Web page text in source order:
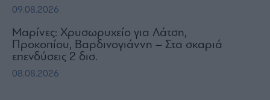
09.08.2026
Μαρίνες: Χρυσωρυχείο για Λάτση,
Προκοπίου, Βαρδινογιάννη – Στα σκαριά
επενδύσεις 2 δισ.
08.08.2026